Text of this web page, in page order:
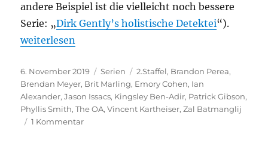
andere Beispiel ist die vielleicht noch bessere
Serie: „Dirk Gently’s holistische Detektei“).
„The OA – 2. Staffel“
weiterlesen
Veröffentlicht
am
6. November 2019 Kategorien
Serien Schlagwörter
2.Staffel, Brandon Perea,
Brendan Meyer, Brit Marling, Emory Cohen, Ian
Alexander,Jason Issacs, Kingsley Ben-Adir, Patrick Gibson,
Phyllis Smith,The OA,Vincent Kartheiser,Zal Batmanglij
1 Kommentarzu